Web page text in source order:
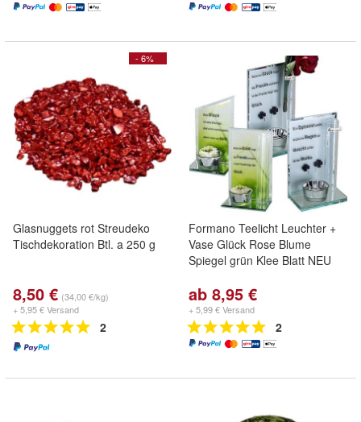
- 6%
Glasnuggets rot Streudeko
Tischdekoration Btl. a 250 g
8,50 € (34,00 €/kg)
+ 5,95 € Versand
2
Formano Teelicht Leuchter +
Vase Glück Rose Blume
Spiegel grün Klee Blatt NEU
ab 8,95 €
+ 5,99 € Versand
2